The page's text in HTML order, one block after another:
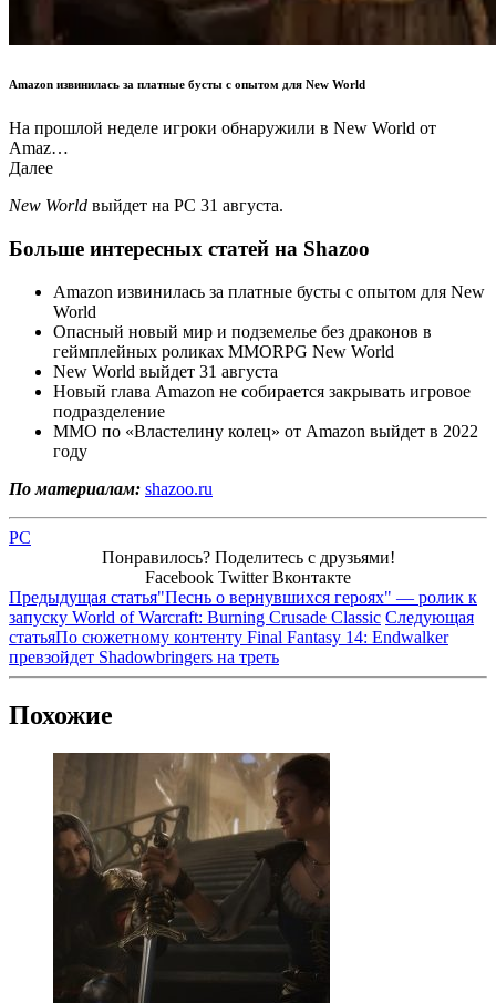
Amazon извинилась за платные бусты с опытом для New World
На прошлой неделе игроки обнаружили в New World от
Amaz…
Далее
New World выйдет на PC 31 августа.
Больше интересных статей на Shazoo
Amazon извинилась за платные бусты с опытом для New
World
Опасный новый мир и подземелье без драконов в
геймплейных роликах MMORPG New World
New World выйдет 31 августа
Новый глава Amazon не собирается закрывать игровое
подразделение
MMO по «Властелину колец» от Amazon выйдет в 2022
году
По материалам: shazoo.ru
PC
Понравилось? Поделитесь с друзьями!
Facebook Twitter Вконтакте
Предыдущая статья"Песнь о вернувшихся героях" — ролик к
запуску World of Warcraft: Burning Crusade Classic Следующая
статьяПо сюжетному контенту Final Fantasy 14: Endwalker
превзойдет Shadowbringers на треть
Похожие